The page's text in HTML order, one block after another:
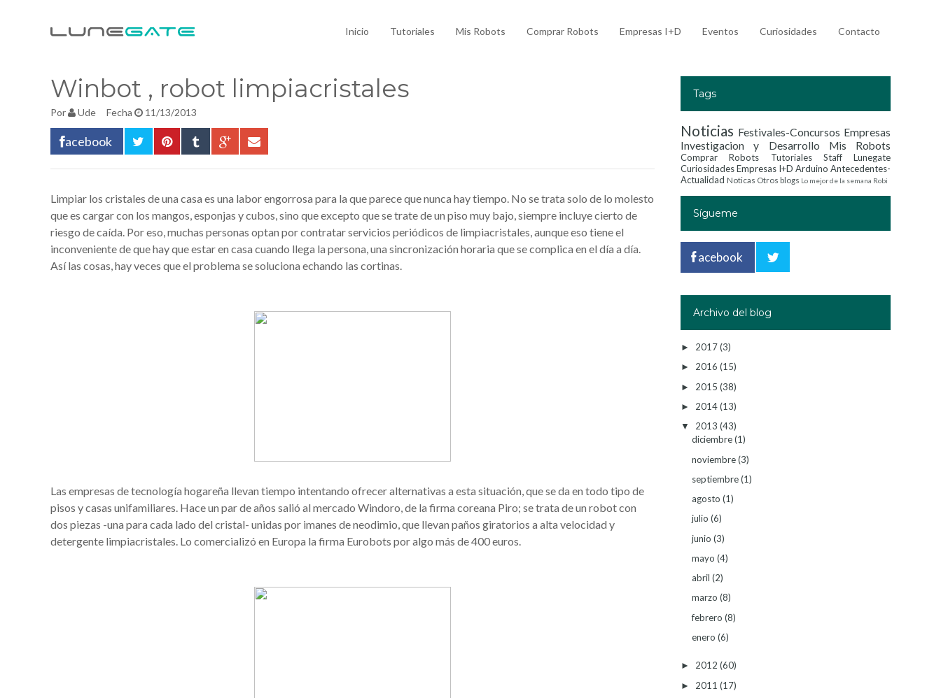
Inicio Tutoriales Mis Robots Comprar Robots Empresas I+D Eventos Curiosidades Contacto
Winbot , robot limpiacristales
Por Ude Fecha 11/13/2013
acebook
Limpiar los cristales de una casa es una labor engorrosa para la que parece que nunca hay tiempo. No se trata solo de lo molesto
que es cargar con los mangos, esponjas y cubos, sino que excepto que se trate de un piso muy bajo, siempre incluye cierto de
riesgo de caída. Por eso, muchas personas optan por contratar servicios periódicos de limpiacristales, aunque eso tiene el
inconveniente de que hay que estar en casa cuando llega la persona, una sincronización horaria que se complica en el día a día.
Así las cosas, hay veces que el problema se soluciona echando las cortinas.
Las empresas de tecnología hogareña llevan tiempo intentando ofrecer alternativas a esta situación, que se da en todo tipo de
pisos y casas unifamiliares. Hace un par de años salió al mercado Windoro, de la firma coreana Piro; se trata de un robot con
dos piezas -una para cada lado del cristal- unidas por imanes de neodimio, que llevan paños giratorios a alta velocidad y
detergente limpiacristales. Lo comercializó en Europa la firma Eurobots por algo más de 400 euros.
Tags
Noticias Festivales-Concursos Empresas
Investigacion y Desarrollo
Mis Robots
Comprar Robots Tutoriales
Staff Lunegate
CuriosidadesEmpresas I+D Arduino Antecedentes-
Actualidad Noticas Otros blogs Lo mejor de la semana Robi
Sígueme
acebook
Archivo del blog
► 2017(3)
► 2016 (15)
► 2015 (38)
► 2014(13)
▼ 2013 (43)
diciembre(1)
noviembre(3)
septiembre(1)
agosto (1)
julio (6)
junio (3)
mayo (4)
abril (2)
marzo (8)
febrero (8)
enero (6)
► 2012 (60)
► 2011 (17)